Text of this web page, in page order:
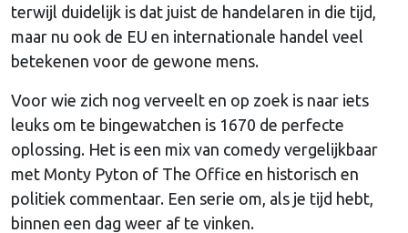
terwijl duidelijk is dat juist de handelaren in die tijd,
maar nu ook de EU en internationale handel veel
betekenen voor de gewone mens.
Voor wie zich nog verveelt en op zoek is naar iets
leuks om te bingewatchen is 1670 de perfecte
oplossing. Het is een mix van comedy vergelijkbaar
met Monty Pyton of The Office en historisch en
politiek commentaar. Een serie om, als je tijd hebt,
binnen een dag weer af te vinken.